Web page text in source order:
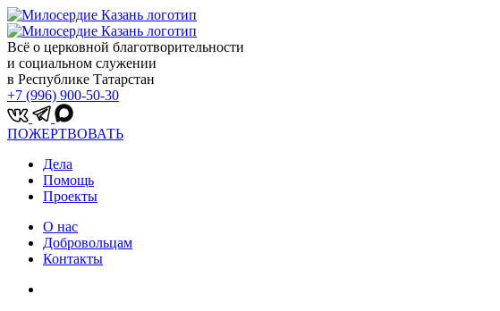
Всё о церковной благотворительности
и социальном служении
в Республике Татарстан
+7 (996) 900-50-30
ПОЖЕРТВОВАТЬ
Дела
Помощь
Проекты
О нас
Добровольцам
Контакты